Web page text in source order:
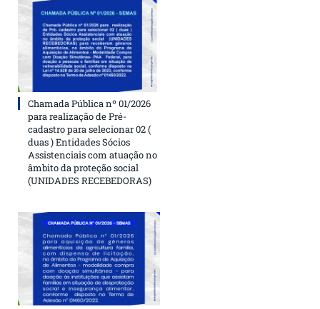
Chamada Pública nº 01/2026
para realização de Pré-
cadastro para selecionar 02 (
duas ) Entidades Sócios
Assistenciais com atuação no
âmbito da proteção social
(UNIDADES RECEBEDORAS)